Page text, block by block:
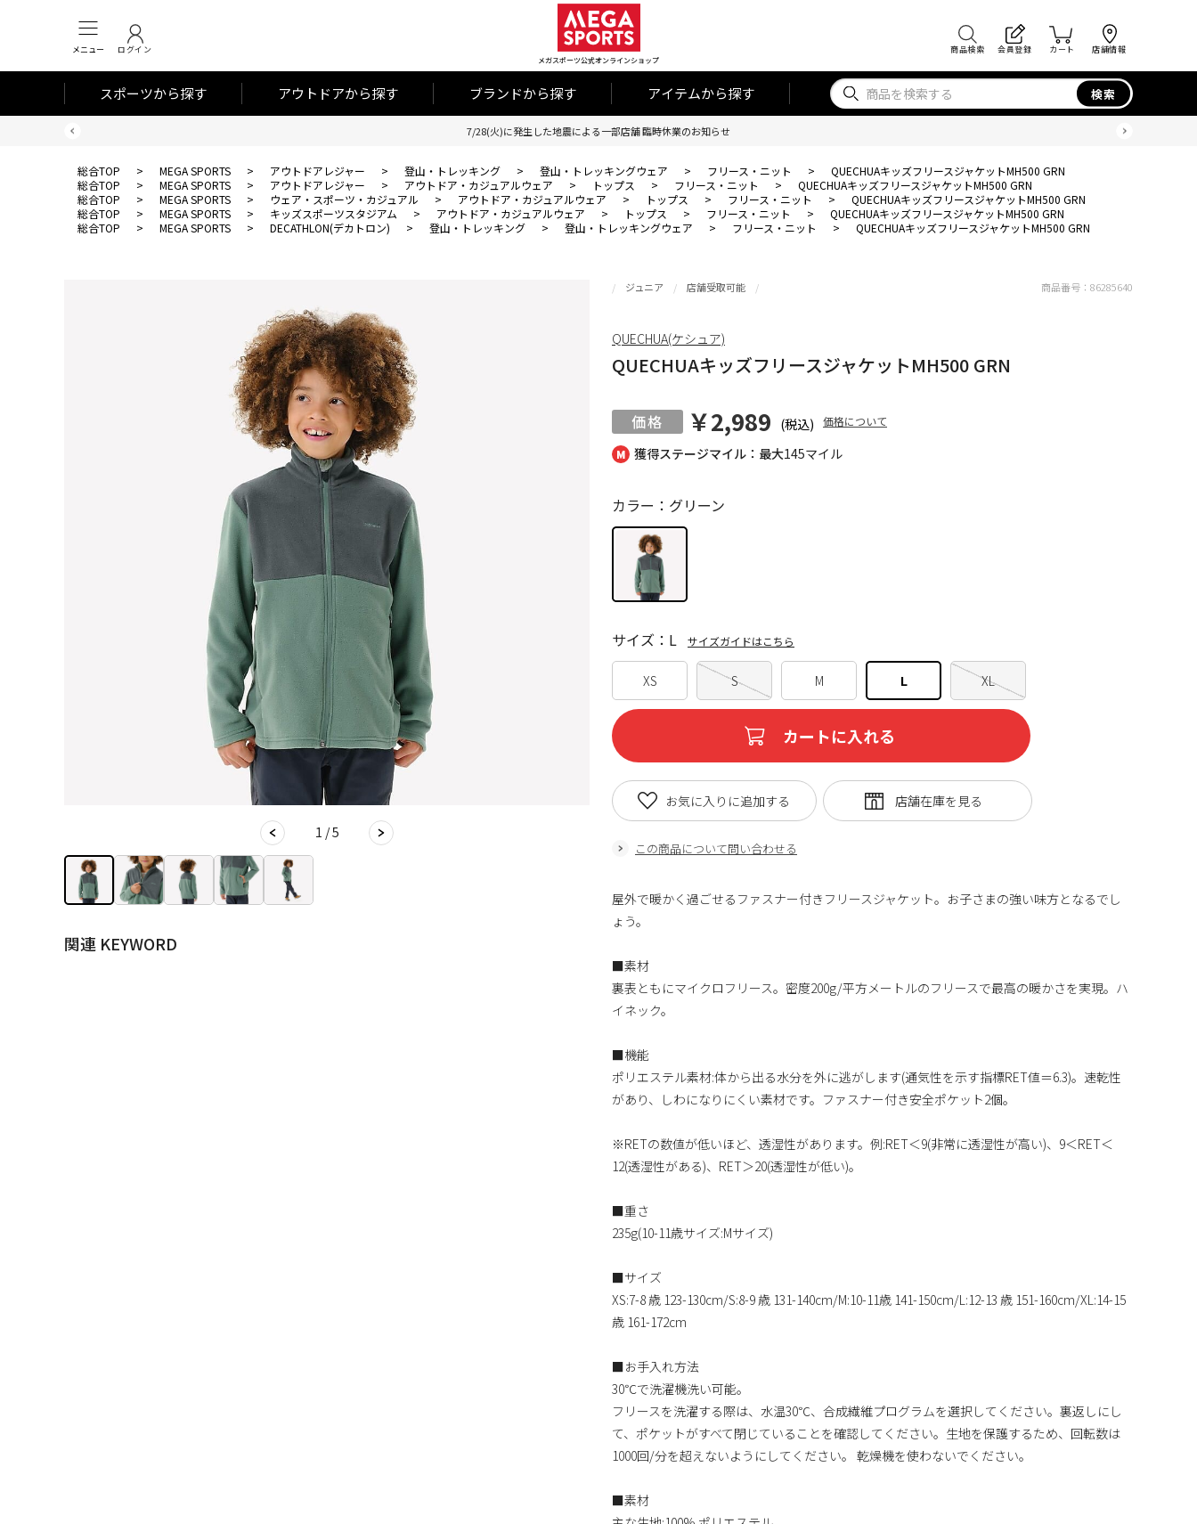
メニュー ログイン
メガスポーツ公式オンラインショップ
商品検索 会員登録 カート 店舗情報
スポーツから探す アウトドアから探す ブランドから探す アイテムから探す 検索
7/28(火)に発生した地震による一部店舗 臨時休業のお知らせ
総合TOP > MEGA SPORTS > アウトドアレジャー > 登山・トレッキング > 登山・トレッキングウェア > フリース・ニット >
QUECHUAキッズフリースジャケットMH500 GRN
総合TOP
> MEGA SPORTS > アウトドアレジャー > アウトドア・カジュアルウェア > トップス > フリース・ニット >
QUECHUAキッズフリースジャケットMH500 GRN
総合TOP
> MEGA SPORTS > ウェア・スポーツ・カジュアル > アウトドア・カジュアルウェア > トップス > フリース・ニット >
QUECHUAキッズフリースジャケットMH500 GRN
総合TOP
> MEGA SPORTS > キッズスポーツスタジアム > アウトドア・カジュアルウェア > トップス > フリース・ニット >
QUECHUAキッズフリースジャケットMH500 GRN
総合TOP
> MEGA SPORTS > DECATHLON(デカトロン) > 登山・トレッキング > 登山・トレッキングウェア > フリース・ニット > QUECHUAキッズフリースジャケットMH500 GRN
1 / 5
関連 KEYWORD
獲得ステージマイル：最大145マイル
ジュニア 店舗受取可能
QUECHUAキッズフリースジャケットMH500 GRN
￥2,989 (税込) 価格について
カラー：グリーン
XS S M L XL
サイズ：L サイズガイドはこちら
カートに入れる
この商品について問い合わせる
お気に入りに追加する
商品番号： 86285640
QUECHUA(ケシュア)
屋外で暖かく過ごせるファスナー付きフリースジャケット。お子さまの強い味方となるでし
ょう。
■素材
裏表ともにマイクロフリース。密度200g/平方メートルのフリースで最高の暖かさを実現。ハ
イネック。
■機能
ポリエステル素材:体から出る水分を外に逃がします(通気性を示す指標RET値＝6.3)。速乾性
があり、しわになりにくい素材です。ファスナー付き安全ポケット2個。
※RETの数値が低いほど、透湿性があります。例:RET＜9(非常に透湿性が高い)、9＜RET＜
12(透湿性がある)、RET＞20(透湿性が低い)。
■重さ
235g(10-11歳サイズ:Mサイズ)
■サイズ
XS:7-8 歳 123-130cm/S:8-9 歳 131-140cm/M:10-11歳 141-150cm/L:12-13 歳 151-160cm/XL:14-15
歳 161-172cm
■お手入れ方法
30℃で洗濯機洗い可能。
フリースを洗濯する際は、水温30℃、合成繊維プログラムを選択してください。裏返しにし
て、ポケットがすべて閉じていることを確認してください。生地を保護するため、回転数は
1000回/分を超えないようにしてください。 乾燥機を使わないでください。
■素材